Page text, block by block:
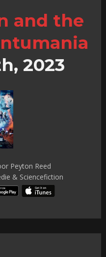
and the
2023
Peyton Reed
& Sciencefiction